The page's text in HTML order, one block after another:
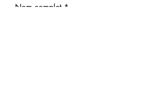
Nom complet